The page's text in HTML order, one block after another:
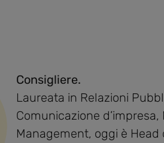
Consigliere.
Laureata in Relazioni
Comunicazione d’impresa,
Management, oggi è Head